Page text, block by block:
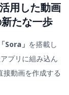
用した動画
たな一歩
Sora」 を搭載し
プリに組み込ん
接動画を作成する